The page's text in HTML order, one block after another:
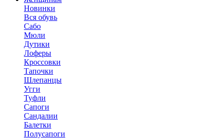
Новинки
Вся обувь
Сабо
Мюли
Дутики
Лоферы
Кроссовки
Тапочки
Шлепанцы
Угги
Туфли
Сапоги
Сандалии
Балетки
Полусапоги